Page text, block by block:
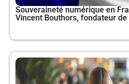
Souveraineté numérique en
Vincent Bouthors, fondateur